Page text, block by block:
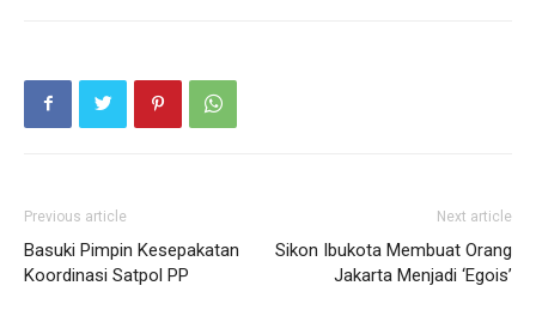
Previous article
Basuki Pimpin Kesepakatan
Koordinasi Satpol PP
Next article
Sikon Ibukota Membuat Orang
Jakarta Menjadi ‘Egois’